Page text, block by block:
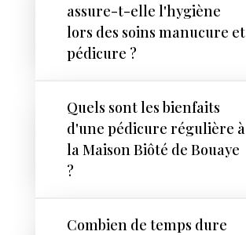
assure-t-elle l'hygiène
lors des soins manucure et
pédicure ?
Quels sont les bienfaits
d'une pédicure régulière à
la Maison Biôté de Bouaye
?
Combien de temps dure